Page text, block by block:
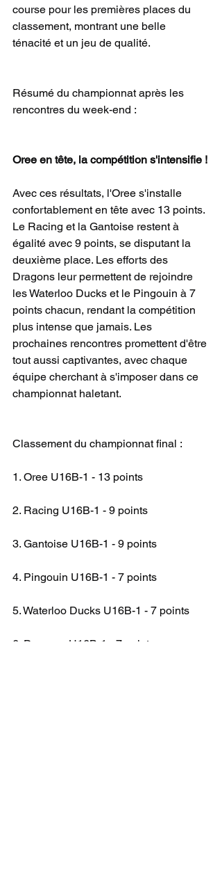
course pour les premières places du
classement, montrant une belle
ténacité et un jeu de qualité.
Résumé du championnat après les
rencontres du week-end :
Oree en tête, la compétition s'intensifie !
Avec ces résultats, l'Oree s'installe
confortablement en tête avec 13 points.
Le Racing et la Gantoise restent à
égalité avec 9 points, se disputant la
deuxième place. Les efforts des
Dragons leur permettent de rejoindre
les Waterloo Ducks et le Pingouin à 7
points chacun, rendant la compétition
plus intense que jamais. Les
prochaines rencontres promettent d'être
tout aussi captivantes, avec chaque
équipe cherchant à s'imposer dans ce
championnat haletant.
Classement du championnat final :
1. Oree U16B-1 - 13 points
2. Racing U16B-1 - 9 points
3. Gantoise U16B-1 - 9 points
4. Pingouin U16B-1 - 7 points
5. Waterloo Ducks U16B-1 - 7 points
6. Dragons U16B-1 - 7 points